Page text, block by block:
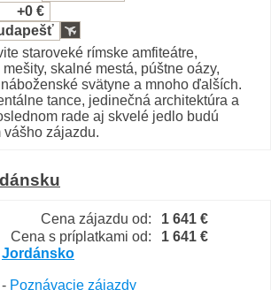
+0 €
staroveké rímske amfiteátre,
skalné mestá, púštne oázy,
svätyne a mnoho ďalších.
tance, jedinečná architektúra a
rade aj skvelé jedlo budú
zájazdu.
Cena zájazdu od:
1 641 €
Cena s príplatkami od:
1 641 €
Jordánsko
- Poznávacie zájazdy